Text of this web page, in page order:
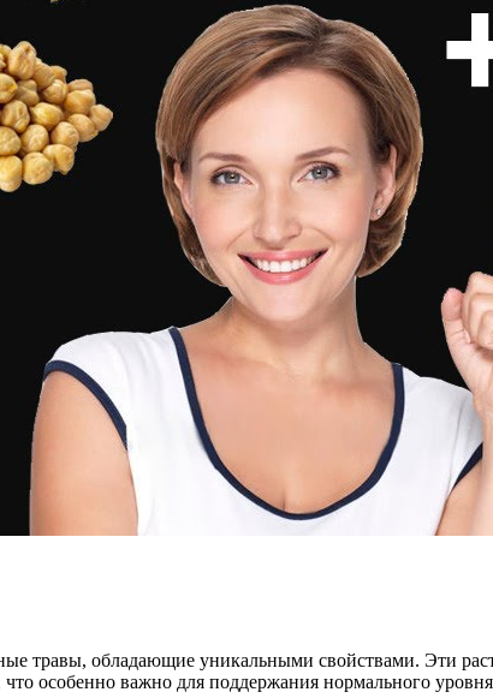
травы, обладающие уникальными свойствами. Эти
особенно важно для поддержания нормального